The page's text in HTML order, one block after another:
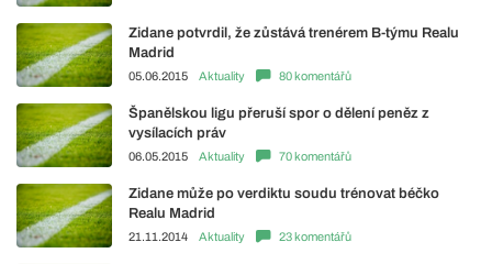
Zidane potvrdil, že zůstává trenérem B-týmu Realu
Madrid
05.06.2015 Aktuality 80 komentářů
Španělskou ligu přeruší spor o dělení peněz z
vysílacích práv
06.05.2015 Aktuality 70 komentářů
Zidane může po verdiktu soudu trénovat béčko
Realu Madrid
21.11.2014 Aktuality 23 komentářů